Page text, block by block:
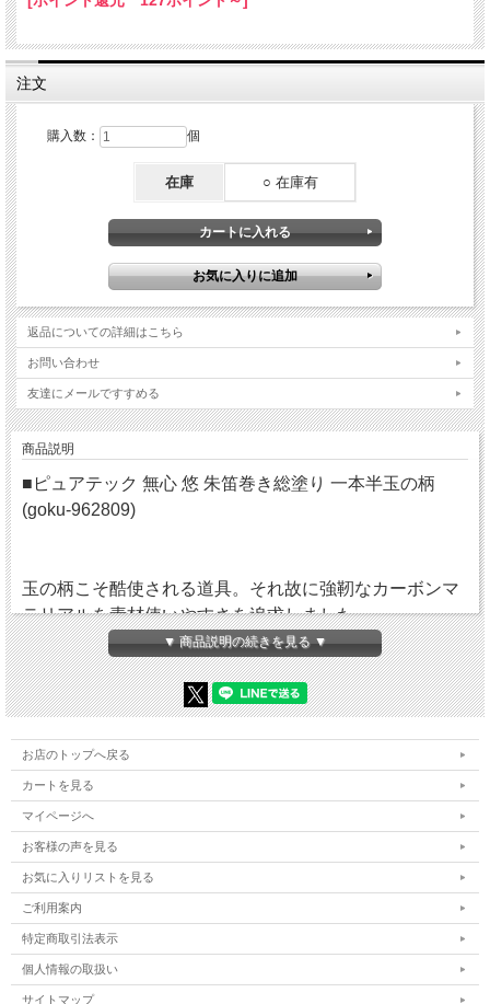
注文
購入数： 個
在庫 ○ 在庫有
返品についての詳細はこちら
お問い合わせ
友達にメールですすめる
商品説明
■ピュアテック 無心 悠 朱笛巻き総塗り 一本半玉の柄
(goku-962809)
玉の柄こそ酷使される道具。それ故に強靭なカーボンマ
テリアルを素材使いやすさを追求しました。
コミの狂いや口割れがしにくいタフネスな構造で、握り
部分の継ぎ方次第で1本、1本半と二段階の長さで使い分
けられます。
急テーパー、造り節など小節の竹素材を思わせる本格的
な仕上がりを感じさせる仕様となっています。
・カラー：朱色
・素材：カーボン
・全長：85cm／＃１ cm／＃２ 30cm／握り部分
15.5cm
・先外径：13.0mm／先内径：12.0mm
■メーカー希望標準小売価格：11800円（税別）
▼ 商品説明の続きを見る ▼
お店のトップへ戻る
カートを見る
マイページへ
お客様の声を見る
お気に入りリストを見る
ご利用案内
特定商取引法表示
個人情報の取扱い
サイトマップ